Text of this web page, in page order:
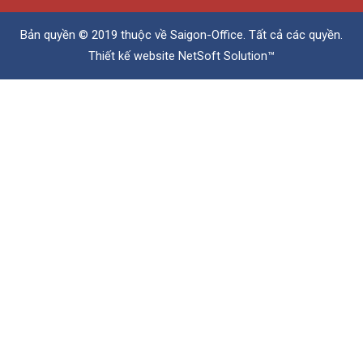
Bản quyền © 2019 thuộc về Saigon-Office. Tất cả các quyền.
Thiết kế website NetSoft Solution™